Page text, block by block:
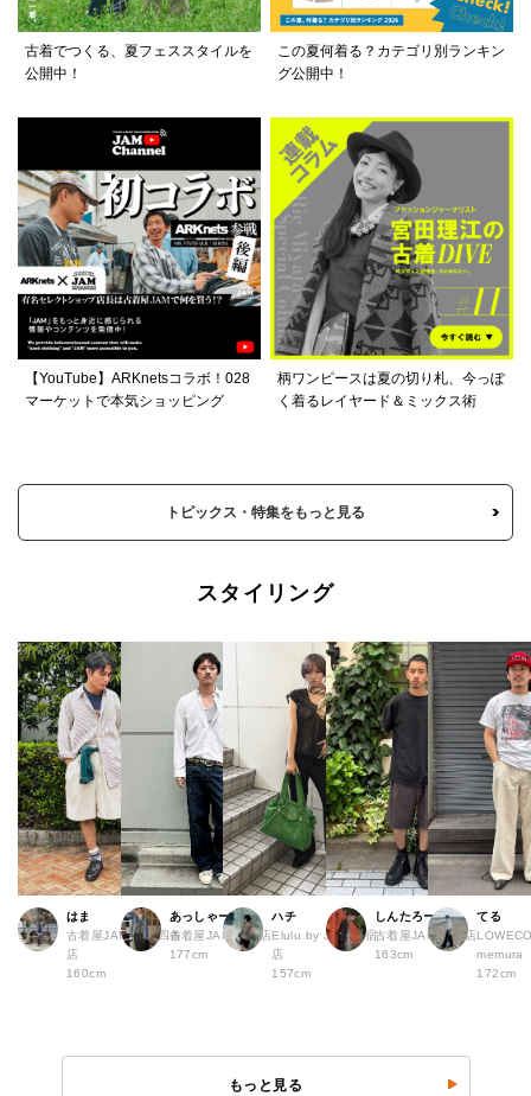
古着でつくる、夏フェススタイルを
公開中！
この夏何着る？カテゴリ別ランキン
グ公開中！
【YouTube】ARKnetsコラボ！028
マーケットで本気ショッピング
柄ワンピースは夏の切り札、今っぽ
く着るレイヤード＆ミックス術
トピックス・特集をもっと見る
スタイリング
はま
古着屋JAM 京都四条
店
160cm
あっしゃー
古着屋JAM 原宿店
177cm
ハチ
Elulu by JAM 原宿
店
157cm
しんたろー
古着屋JAM 仙台店
163cm
てる
memura
172cm
もっと見る